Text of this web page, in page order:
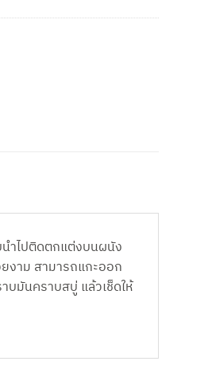
ำไปติดตกแต่งบนผนัง
งาม สามารถแกะออก
บมันคราบสบู่ แล้วเช็ดให้